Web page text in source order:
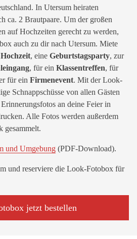
In Utersum heiraten
ca. 2 Brautpaare. Um der großen
auf Hochzeiten gerecht zu werden,
auch zu dir nach Utersum. Miete
Hochzeit, eine Geburtstagsparty, zur
, für ein Klassentreffen, für
für ein Firmenevent. Mit der Look-
Schnappschüsse von allen Gästen
an deine Feier in
Alle Fotos werden außerdem
gesammelt.
und Umgebung (PDF-Download).
und reserviere die Look-Fotobox für
jetzt bestellen